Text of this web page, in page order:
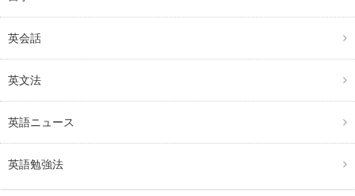
英会話
英文法
英語ニュース
英語勉強法